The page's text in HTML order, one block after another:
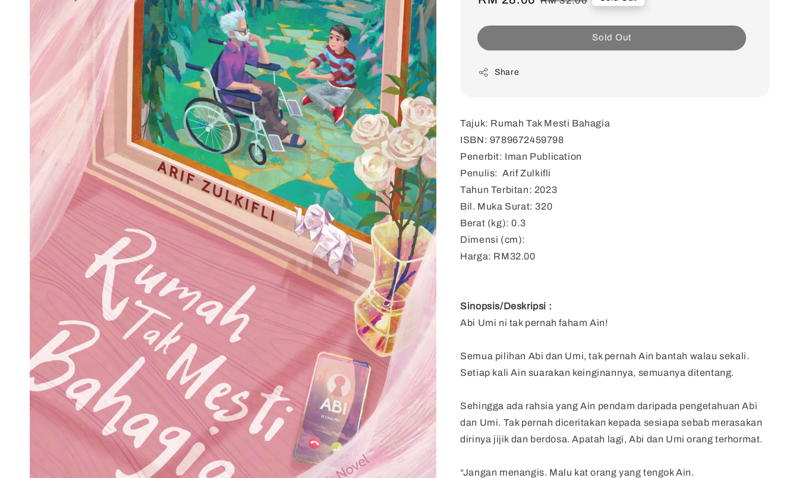
Sold Out
Share
Tajuk: Rumah Tak Mesti Bahagia
ISBN: 9789672459798
Penerbit: Iman Publication
Penulis: Arif Zulkifli
Tahun Terbitan: 2023
Bil. Muka Surat: 320
Berat (kg): 0.3
Dimensi (cm):
Harga: RM32.00
Sinopsis/Deskripsi :
Abi Umi ni tak pernah faham Ain!
Semua pilihan Abi dan Umi, tak pernah Ain bantah walau sekali.
Setiap kali Ain suarakan keinginannya, semuanya ditentang.
Sehingga ada rahsia yang Ain pendam daripada pengetahuan Abi
dan Umi. Tak pernah diceritakan kepada sesiapa sebab merasakan
dirinya jijik dan berdosa. Apatah lagi, Abi dan Umi orang terhormat.
“Jangan menangis. Malu kat orang yang tengok Ain.